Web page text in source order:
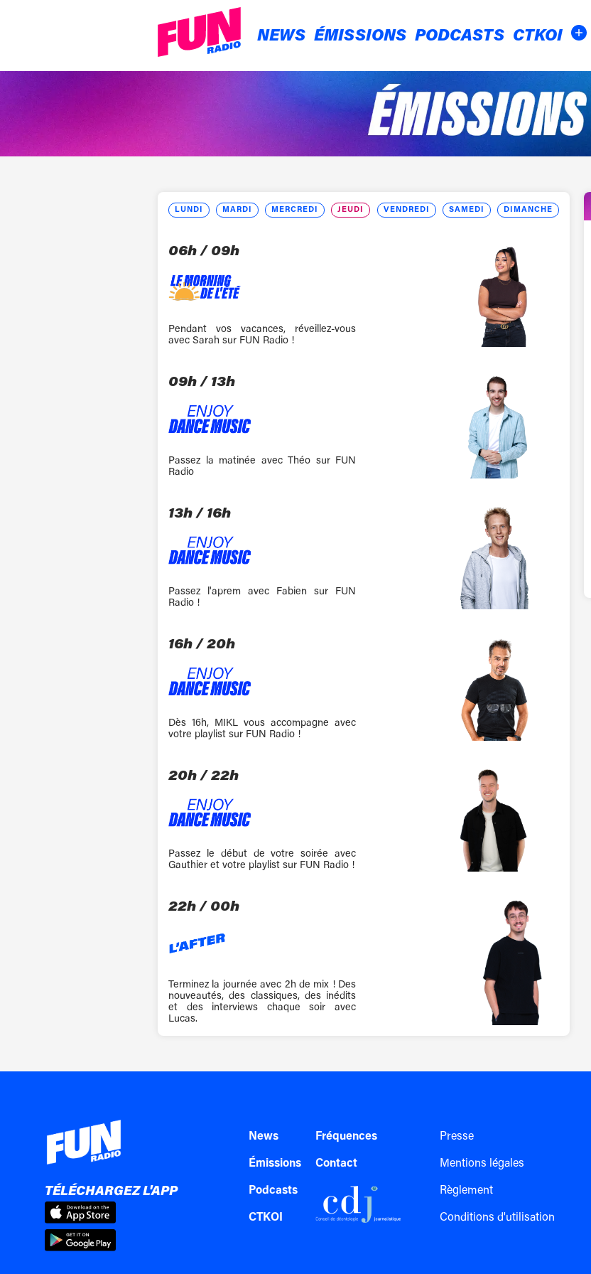
NEWS ÉMISSIONS PODCASTS CTKOI
LUN DI MAR DI M ERCREDI J EU DI V EN DREDI SAM EDI D IM ANCHE
06h / 09h
Pendant vos vacances, réveillez-vous
avec Sarah sur FUN Radio !
09h / 13h
Passez la matinée avec Théo sur FUN
Radio
13h / 16h
Passez l'aprem avec Fabien sur FUN
Radio !
16h / 20h
Dès 16h, MIKL vous accompagne avec
votre playlist sur FUN Radio !
20h / 22h
Passez le début de votre soirée avec
Gauthier et votre playlist sur FUN Radio !
22h / 00h
Terminez la journée avec 2h de mix ! Des
nouveautés, des classiques, des inédits
et des interviews chaque soir avec
Lucas.
TÉLÉCHARGEZ L'APP
News
Émissions
Podcasts
CTKOI
Fréquences
Contact
Presse
Mentions légales
Règlement
Conditions d'utilisation